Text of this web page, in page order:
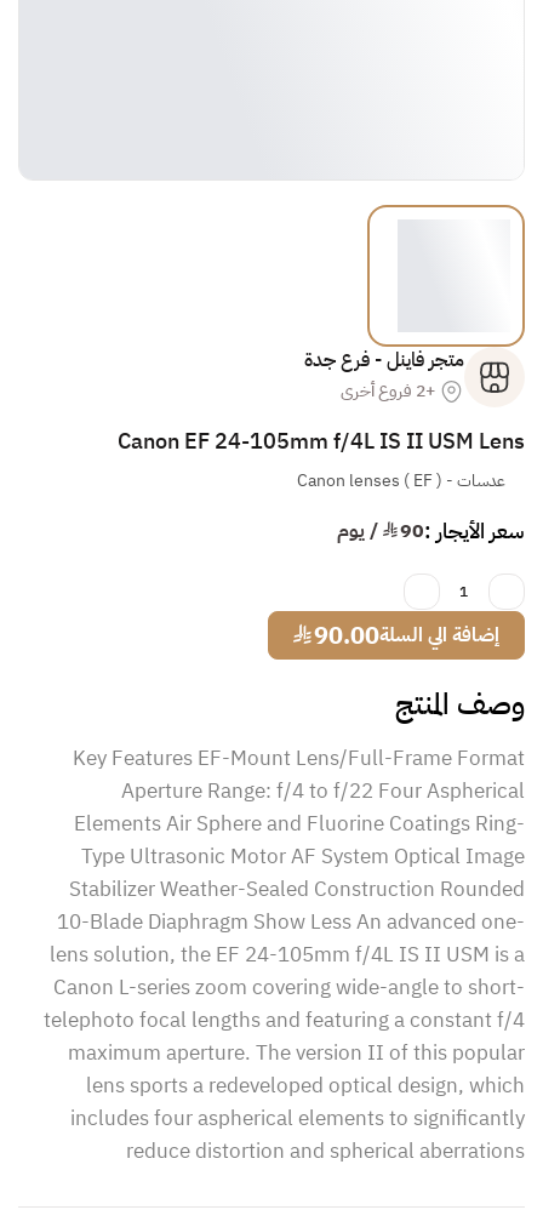
متجر فاينل - فرع جدة
+2 فروع أخرى
Canon EF 24-105mm f/4L IS II USM Lens
عدسات-
( Canon lenses ( EF
سعر الأيجار :90¥ / يوم
1
إضافة الي السلة90.00
¥
وصف المنتج
Key Features EF-Mount Lens/Full-Frame Format
Aperture Range: f/4 to f/22 Four Aspherical
Elements Air Sphere and Fluorine Coatings Ring-
Type Ultrasonic Motor AF System Optical Image
Stabilizer Weather-Sealed Construction Rounded
10-Blade Diaphragm Show Less An advanced one-
lens solution, the EF 24-105mm f/4L IS II USM is a
Canon L-series zoom covering wide-angle to short-
telephoto focal lengths and featuring a constant f/4
maximum aperture. The version II of this popular
lens sports a redeveloped optical design, which
includes four aspherical elements to significantly
reduce distortion and spherical aberrations